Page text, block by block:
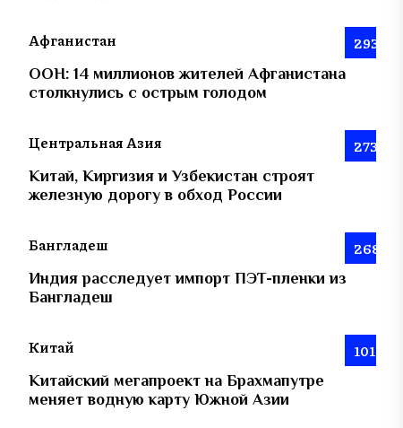
Афганистан 293
ООН: 14 миллионов жителей Афганистана
столкнулись с острым голодом
Центральная Азия 273
Китай, Киргизия и Узбекистан строят
железную дорогу в обход России
Бангладеш 268
Индия расследует импорт ПЭТ-пленки из
Бангладеш
Китай 101
Китайский мегапроект на Брахмапутре
меняет водную карту Южной Азии